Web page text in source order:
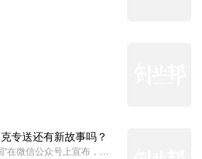
专送还有新故事吗？
在微信公众号上宣布，星